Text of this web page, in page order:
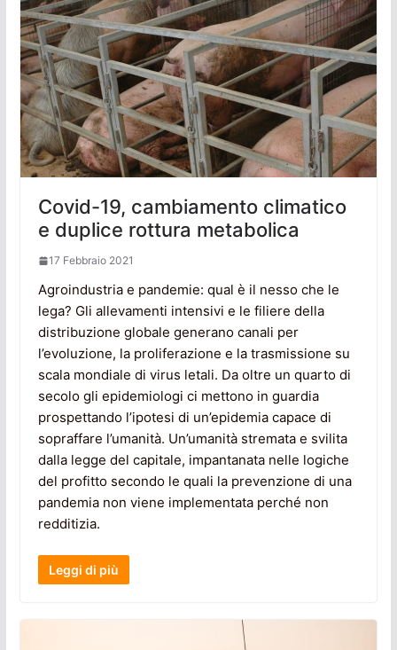
Covid-19, cambiamento climatico
e duplice rottura metabolica
17 Febbraio 2021
Agroindustria e pandemie: qual è il nesso che le
lega? Gli allevamenti intensivi e le filiere della
distribuzione globale generano canali per
l’evoluzione, la proliferazione e la trasmissione su
scala mondiale di virus letali. Da oltre un quarto di
secolo gli epidemiologi ci mettono in guardia
prospettando l’ipotesi di un’epidemia capace di
sopraffare l’umanità. Un’umanità stremata e svilita
dalla legge del capitale, impantanata nelle logiche
del profitto secondo le quali la prevenzione di una
pandemia non viene implementata perché non
redditizia.
Leggi di più